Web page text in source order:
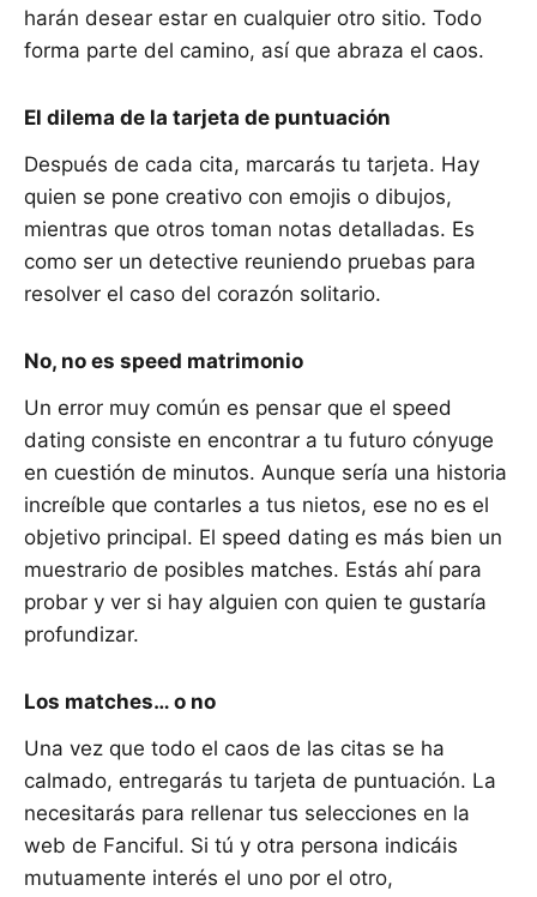
harán desear estar en cualquier otro sitio. Todo
forma parte del camino, así que abraza el caos.
El dilema de la tarjeta de puntuación
Después de cada cita, marcarás tu tarjeta. Hay
quien se pone creativo con emojis o dibujos,
mientras que otros toman notas detalladas. Es
como ser un detective reuniendo pruebas para
resolver el caso del corazón solitario.
No, no es speed matrimonio
Un error muy común es pensar que el speed
dating consiste en encontrar a tu futuro cónyuge
en cuestión de minutos. Aunque sería una historia
increíble que contarles a tus nietos, ese no es el
objetivo principal. El speed dating es más bien un
muestrario de posibles matches. Estás ahí para
probar y ver si hay alguien con quien te gustaría
profundizar.
Los matches… o no
Una vez que todo el caos de las citas se ha
calmado, entregarás tu tarjeta de puntuación. La
necesitarás para rellenar tus selecciones en la
web de Fanciful. Si tú y otra persona indicáis
mutuamente interés el uno por el otro,